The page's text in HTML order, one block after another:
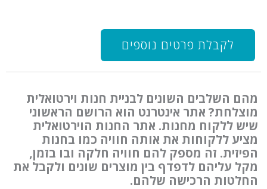
לקבלת פרטים נוספים
מהם השלבים השונים לבניית חנות וירטואלית
מוצלחת? אתר אינטרנט הוא הרושם הראשוני
שיש ללקוח מחנות. אתר החנות הוירטואלית
מציע ללקוחות את אותה חוויה כמו בחנות
הפיזית. זה מספק להם חוויה חלקה ובו בזמן,
מקל עליהם לדפדף בין מוצרים שונים ולקבל את
החלטות הרכישה שלהם.